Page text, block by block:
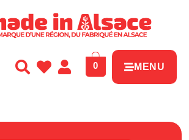
0 MENU